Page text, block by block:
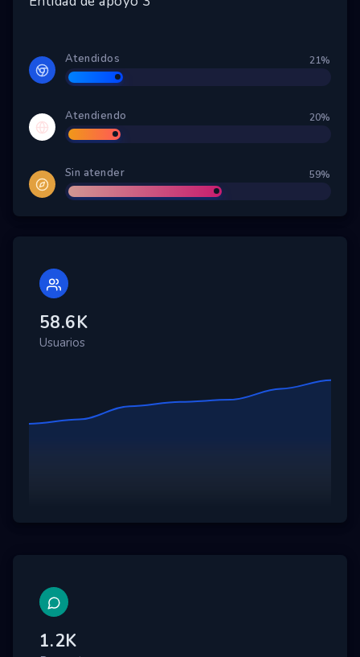
Atendidos 21%
Atendiendo 20%
Sin atender 59%
58.6K
Usuarios
1.2K